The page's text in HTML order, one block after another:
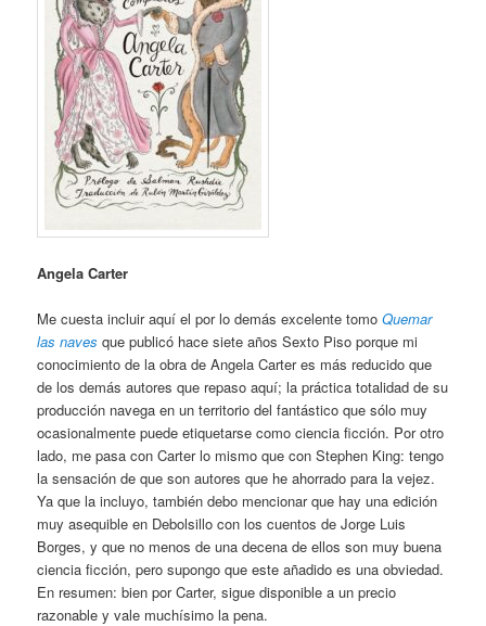
Angela Carter
Me cuesta incluir aquí el por lo demás excelente tomoQuemar
las navesque publicó hace siete años Sexto Piso porque mi
conocimiento de la obra de Angela Carter es más reducido que
de los demás autores que repaso aquí; la práctica totalidad de su
producción navega en un territorio del fantástico que sólo muy
ocasionalmente puede etiquetarse como ciencia ficción. Por otro
lado, me pasa con Carter lo mismo que con Stephen King: tengo
la sensación de que son autores que he ahorrado para la vejez.
Ya que la incluyo, también debo mencionar que hay una edición
muy asequible en Debolsillo con los cuentos de Jorge Luis
Borges, y que no menos de una decena de ellos son muy buena
ciencia ficción, pero supongo que este añadido es una obviedad.
En resumen: bien por Carter, sigue disponible a un precio
razonable y vale muchísimo la pena.